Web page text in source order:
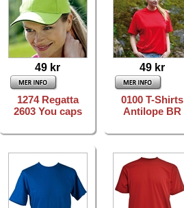
49 kr
1274 Regatta
2603 You caps
49 kr
0100 T-Shirts
Antilope BR